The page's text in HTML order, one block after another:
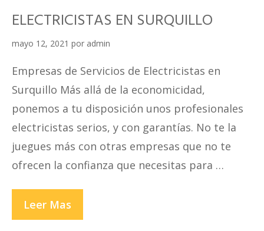
ELECTRICISTAS EN SURQUILLO
mayo 12, 2021 por admin
Empresas de Servicios de Electricistas en
Surquillo Más allá de la economicidad,
ponemos a tu disposición unos profesionales
electricistas serios, y con garantías. No te la
juegues más con otras empresas que no te
ofrecen la confianza que necesitas para …
Leer Mas
EN